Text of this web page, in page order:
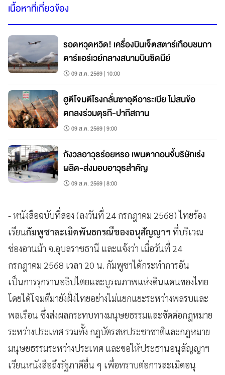
เนื้อหาที่เกี่ยวข้อง
รอดหวุดหวิด! เครื่องบินเจ็ตสตาร์เกือบชนกา
ตาร์แอร์เวย์กลางสนามบินซิดนีย์
09 ส.ค. 2569 | 10:00
ฮูตีโจมตีโรงกลั่นซาอุดีอาระเบีย ไม่สนข้อ
ตกลงร่วมตุรกี-ปากีสถาน
09 ส.ค. 2569 | 9:00
กังวลอาวุธร่อยหรอ เพนตากอนจี้บริษัทเร่ง
ผลิต-ส่งมอบอาวุธสำคัญ
09 ส.ค. 2569 | 8:00
- หนังสือฉบับที่สอง (ลงวันที่ 24 กรกฎาคม 2568) ไทยร้อง
เรียนกัมพูชาละเมิดพันธกรณีของอนุสัญญาฯ ที่บริเวณ
ช่องอานม้า จ.อุบลราชธานี และแจ้งว่า เมื่อวันที่ 24
กรกฎาคม 2568 เวลา 20 น. กัมพูชาได้กระทำการอัน
เป็นการรุกรานอธิปไตยและบูรณภาพแห่งดินแดนของไทย
โดยได้โจมตีมายังฝั่งไทยอย่างไม่แยกแยะระหว่างพลรบและ
พลเรือน ซึ่งส่งผลกระทบทางมนุษยธรรมและขัดต่อกฎหมาย
ระหว่างประเทศ รวมทั้ง กฎบัตรสหประชาชาติและกฎหมาย
มนุษยธรรมระหว่างประเทศ และขอให้ประธานอนุสัญญาฯ
เวียนหนังสือถึงรัฐภาคีอื่น ๆ เพื่อทราบต่อการละเมิดอนุ